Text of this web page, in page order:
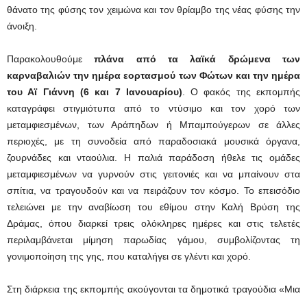
θάνατο της φύσης τον χειμώνα και τον θρίαμβο της νέας φύσης την
άνοιξη.
Παρακολουθούμεπλάνα από τα λαϊκά δρώμενα των
καρναβαλιών την ημέρα εορτασμού των Φώτων και την ημέρα
του Αϊ Γιάννη (6 και 7 Ιανουαρίου) . Ο φακός της εκπομπής
καταγράφει στιγμιότυπα από το ντύσιμο και τον χορό των
μεταμφιεσμένων, των Αράπηδων ή Μπαμπούγερων σε άλλες
περιοχές, με τη συνοδεία από παραδοσιακά μουσικά όργανα,
ζουρνάδες και νταούλια. Η παλιά παράδοση ήθελε τις ομάδες
μεταμφιεσμένων να γυρνούν στις γειτονιές και να μπαίνουν στα
σπίτια, να τραγουδούν και να πειράζουν τον κόσμο. Το επεισόδιο
τελειώνει με την αναβίωση του εθίμου στην Καλή Βρύση της
Δράμας, όπου διαρκεί τρεις ολόκληρες ημέρες και στις τελετές
περιλαμβάνεται μίμηση παρωδίας γάμου, συμβολίζοντας τη
γονιμοποίηση της γης, που καταλήγει σε γλέντι και χορό.
Στη διάρκεια της εκπομπής ακούγονται τα δημοτικά τραγούδια «Μια